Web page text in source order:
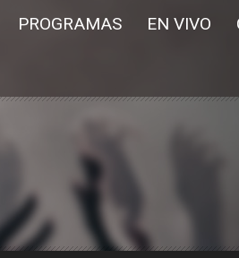
PROGRAMAS EN VIVO